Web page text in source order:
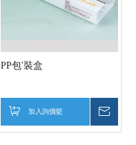
PP包'裝盒
加入詢價籃